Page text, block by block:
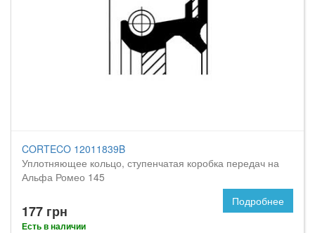
CORTECO 12011839B
Уплотняющее кольцо, ступенчатая коробка передач на
Альфа Ромео 145
177 грн
Есть в наличии
Подробнее